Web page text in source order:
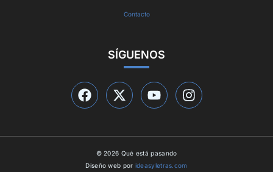
Contacto
SÍGUENOS
© 2026 Qué está pasando
Diseño web por ideasyletras.com